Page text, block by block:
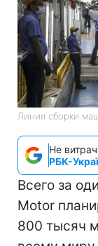
Линия сборки
Не
РБК-
Всего за
Motor
800 тысяч